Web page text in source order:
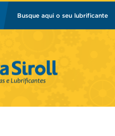
Busque aqui o seu lubrificante